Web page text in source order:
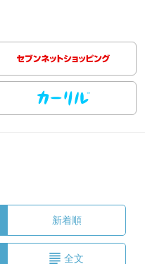
新着順
全文